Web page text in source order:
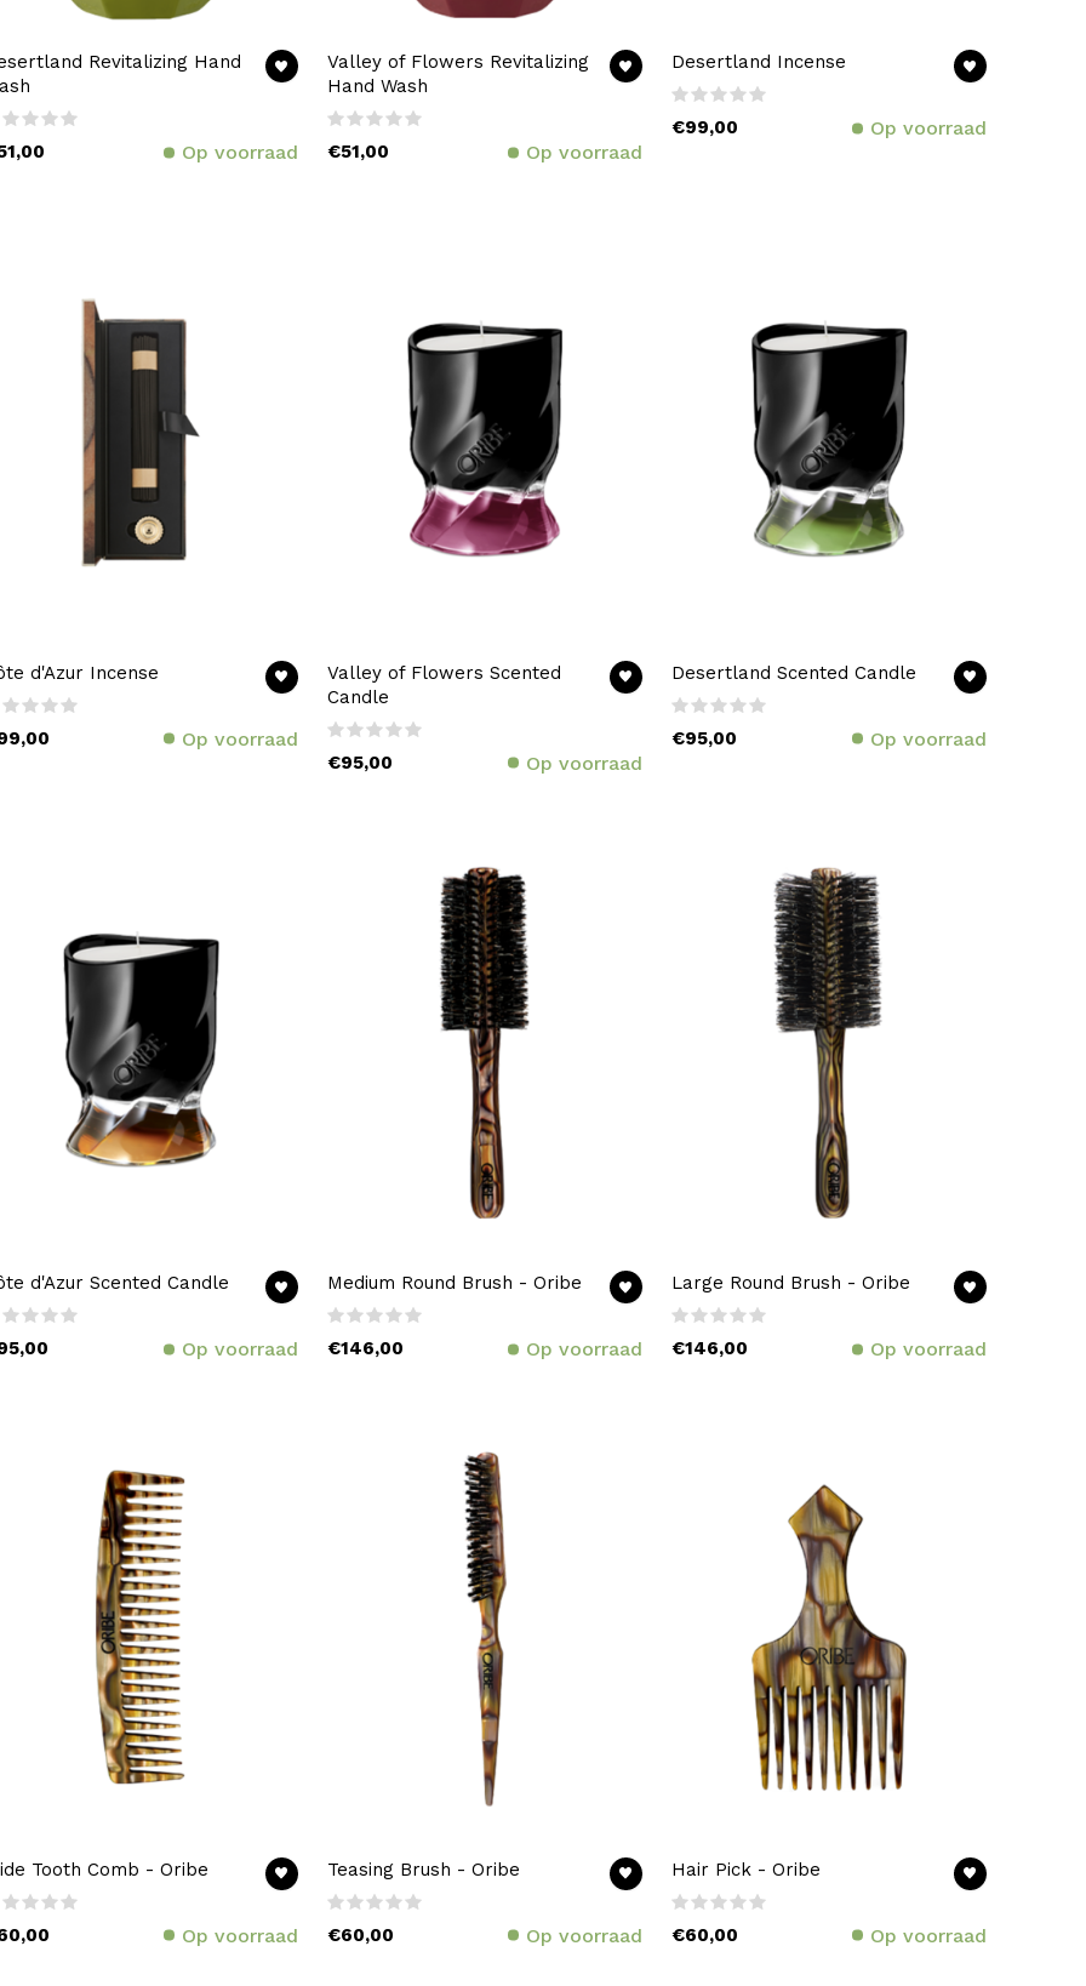
Revitalizing Hand
Op voorraad
Valley of Flowers Revitalizing
Hand Wash
€51,00 Op voorraad
Desertland Incense
€99,00 Op voorraad
d'Azur Incense
Op voorraad
Valley of Flowers Scented
Candle
€95,00 Op voorraad
Desertland Scented Candle
€95,00 Op voorraad
d'Azur Scented Candle
Op voorraad
Medium Round Brush - Oribe
€146,00 Op voorraad
Large Round Brush - Oribe
€146,00 Op voorraad
Tooth Comb - Oribe
Op voorraad
Teasing Brush - Oribe
€60,00 Op voorraad
Hair Pick - Oribe
€60,00 Op voorraad